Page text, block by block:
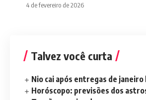
4 de fevereiro de 2026
Talvez você curta
Nio cai após entregas de
Horóscopo: previsões dos